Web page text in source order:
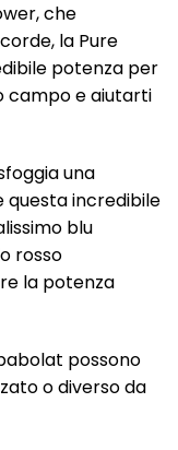
che
la Pure
potenza per
campo e aiutarti
una
questa incredibile
blu
rosso
la potenza
possono
o diverso da